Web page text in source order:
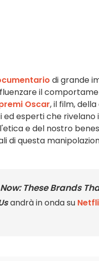
di grande
il
Oscar, il film,
esperti che
e del nostro
di questa
These Brands
andrà in onda su